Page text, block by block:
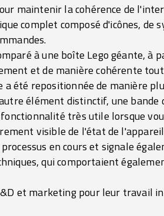
maintenir la cohérence de
complet composé d'icônes, de
à une boîte Lego géante,
et de manière cohérente
été repositionnée de manière
élément distinctif, une bande
très utile lorsque
visible de l'état de
en cours et signale
qui comportaient
et marketing pour leur travail